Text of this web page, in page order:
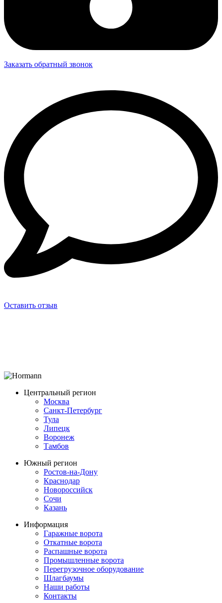
Заказать обратный звонок
Оставить отзыв
Центральный регион
Москва
Санкт-Петербург
Тула
Липецк
Воронеж
Тамбов
Южный регион
Ростов-на-Дону
Краснодар
Новороссийск
Сочи
Казань
Информация
Гаражные ворота
Откатные ворота
Распашные ворота
Промышленные ворота
Перегрузочное оборудование
Шлагбаумы
Наши работы
Контакты